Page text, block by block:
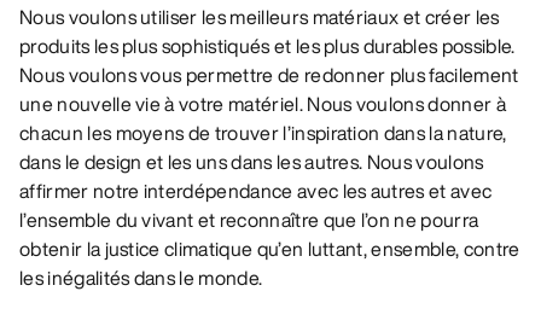
Nous voulons utiliser les meilleurs matériaux et créer les
produits les plus sophistiqués et les plus durables possible.
Nous voulons vous permettre de redonner plus facilement
une nouvelle vie à votre matériel. Nous voulons donner à
chacun les moyens de trouver l’inspiration dans la nature,
dans le design et les uns dans les autres. Nous voulons
affirmer notre interdépendance avec les autres et avec
l’ensemble du vivant et reconnaître que l’on ne pourra
obtenir la justice climatique qu’en luttant, ensemble, contre
les inégalités dans le monde.